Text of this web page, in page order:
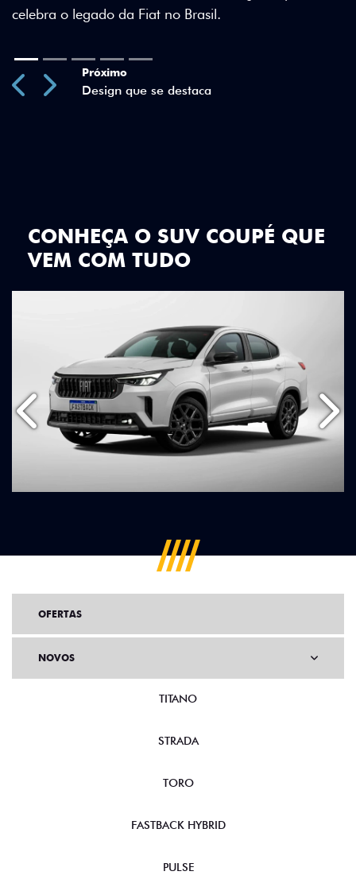
CONHEÇA O SUV COUPÉ QUE
VEM COM TUDO
Anterior
OFERTAS
NOVOS
TITANO
STRADA
TORO
FASTBACK HYBRID
PULSE